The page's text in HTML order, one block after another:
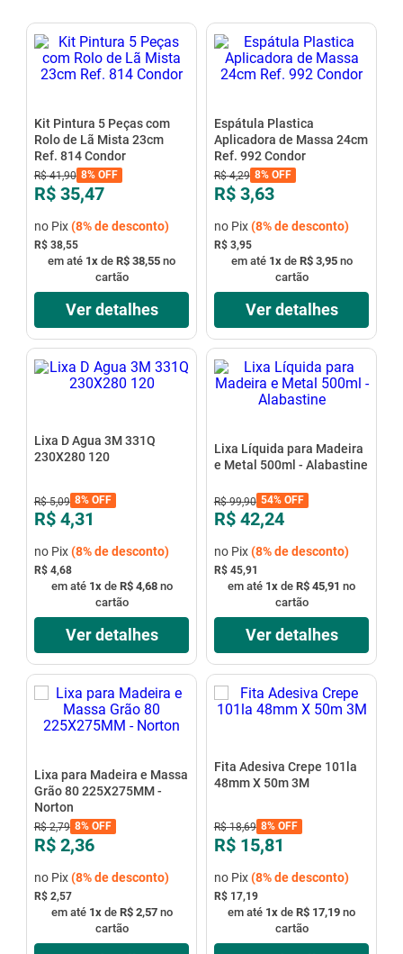
Kit Pintura 5 Peças com
Rolo de Lã Mista 23cm
Ref. 814 Condor
R$ 41,90 8%OFF
R$ 35,47
no Pix(8%de desconto)
R$ 38,55
em até 1x de R$ 38,55 no
cartão
Ver detalhes
Espátula Plastica
Aplicadora de Massa 24cm
Ref. 992 Condor
R$ 4,29 8%OFF
R$ 3,63
no Pix(8%de desconto)
R$ 3,95
em até 1xde R$ 3,95no
cartão
Ver detalhes
Lixa D Agua 3M 331Q
230X280 120
R$ 5,09 8%OFF
R$ 4,31
no Pix(8%de desconto)
R$ 4,68
em até 1xde R$ 4,68no
cartão
Ver detalhes
Lixa Líquida para Madeira
e Metal 500ml - Alabastine
R$ 99,90 54%OFF
R$ 42,24
no Pix(8%de desconto)
R$ 45,91
em até 1x de R$ 45,91 no
cartão
Ver detalhes
Lixa para Madeira e Massa
Grão 80 225X275MM -
Norton
R$ 2,79 8%OFF
R$ 2,36
no Pix(8%de desconto)
R$ 2,57
em até 1xde R$ 2,57no
cartão
Fita Adesiva Crepe 101la
48mm X 50m 3M
R$ 18,69 8%OFF
R$ 15,81
no Pix(8%de desconto)
R$ 17,19
em até 1x de R$ 17,19 no
cartão